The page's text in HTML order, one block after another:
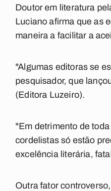
Doutor em literatura
Luciano afirma que as
maneira a facilitar a
"Algumas editoras se
pesquisador, que
(Editora Luzeiro).
"Em detrimento de
cordelistas só estão
excelência literária,
Outra fator